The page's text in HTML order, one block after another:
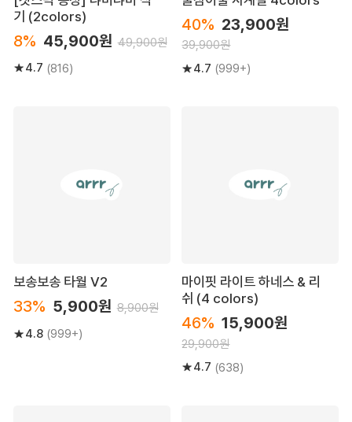
기 (2colors)
8% 45,900원 49,900원
4.7 (816)
40% 23,900원
39,900원
4.7 (999+)
보송보송 타월 V2
33% 5,900원 8,900원
4.8 (999+)
마이핏 라이트 하네스 & 리
쉬 (4 colors)
46% 15,900원
29,900원
4.7 (638)